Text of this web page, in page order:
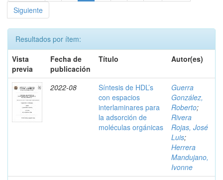
Siguiente
Resultados por ítem:
Vista
previa
Fecha de
publicación
Título Autor(es)
2022-08
Síntesis de HDL’s
con espacios
interlaminares para
la adsorción de
moléculas orgánicas
Guerra
González,
Roberto;
Rivera
Rojas, José
Luis;
Herrera
Mandujano,
Ivonne